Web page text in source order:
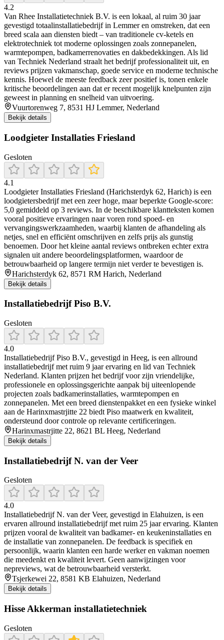
4.2
Van Rhee Installatietechniek B.V. is een lokaal, al ruim 30 jaar
gevestigd totaalinstallatiebedrijf in Lemmer en omstreken, dat een
breed scala aan diensten biedt – van traditionele cv-ketels en
elektrotechniek tot moderne oplossingen zoals zonnepanelen,
warmtepompen, badkamerrenovaties en dakbedekkingen. Als lid
van Techniek Nederland straalt het bedrijf professionaliteit uit, en
reviews prijzen vakmanschap, goede service en moderne technische
kennis. Hoewel de meeste feedback zeer positief is, tonen enkele
kritische beoordelingen aan dat er recent mogelijk knelpunten zijn
geweest in planning en snelheid van uitvoering.
Vuurtorenweg 7, 8531 HJ Lemmer, Nederland
Bekijk details
Loodgieter Installaties Friesland
Gesloten
4.1
Loodgieter Installaties Friesland (Harichsterdyk 62, Harich) is een
loodgietersbedrijf met een zeer hoge, maar beperkte Google-score:
5,0 gemiddeld op 3 reviews. In de beschikbare klantteksten komen
vooral positieve ervaringen naar voren rond spoed- en
vervangingswerkzaamheden, waarbij klanten de afhandeling als
netjes, snel en efficiënt omschrijven en zelfs prijs als gunstig
benoemen. Door het kleine aantal reviews ontbreken echter extra
signalen uit andere beoordelingsplatformen, waardoor de
betrouwbaarheid op langere termijn niet verder te bevestigen is.
Harichsterdyk 62, 8571 RM Harich, Nederland
Bekijk details
Installatiebedrijf Piso B.V.
Gesloten
4.0
Installatiebedrijf Piso B.V., gevestigd in Heeg, is een allround
installatiebedrijf met ruim 9 jaar ervaring en lid van Techniek
Nederland. Klanten prijzen het bedrijf voor zijn vriendelijke,
professionele en oplossingsgerichte aanpak bij uiteenlopende
projecten zoals badkamerinstallaties, warmtepompen en
zonnepanelen. Met een breed dienstenpakket en een fysieke winkel
aan de Harinxmastrjitte 22 biedt Piso maatwerk en kwaliteit,
ondersteund door controle op relevante certificeringen.
Harinxmastrjitte 22, 8621 BL Heeg, Nederland
Bekijk details
Installatiebedrijf N. van der Veer
Gesloten
4.0
Installatiebedrijf N. van der Veer, gevestigd in Elahuizen, is een
ervaren allround installatiebedrijf met ruim 25 jaar ervaring. Klanten
prijzen vooral de kwaliteit van badkamer- en keukeninstallaties en
de installatie van zonnepanelen. De feedback is specifiek en
persoonlijk, waarin klanten een harde werker en vakman noemen
die meedenkt en kwaliteit levert. Geen aanwijzingen voor
nepreviews, wat de betrouwbaarheid versterkt.
Tsjerkewei 22, 8581 KB Elahuizen, Nederland
Bekijk details
Hisse Akkerman installatietechniek
Gesloten